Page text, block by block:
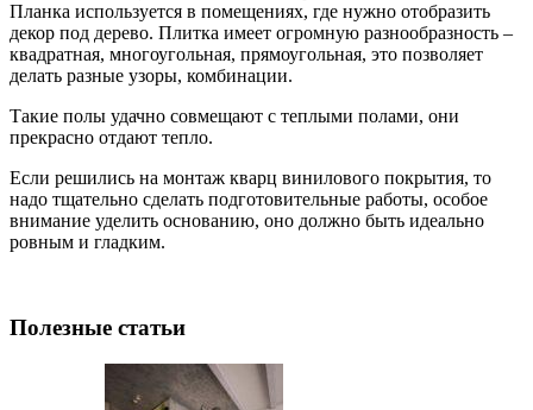
Планка используется в помещениях, где нужно отобразить
декор под дерево. Плитка имеет огромную разнообразность –
квадратная, многоугольная, прямоугольная, это позволяет
делать разные узоры, комбинации.
Такие полы удачно совмещают с теплыми полами, они
прекрасно отдают тепло.
Если решились на монтаж кварц винилового покрытия, то
надо тщательно сделать подготовительные работы, особое
внимание уделить основанию, оно должно быть идеально
ровным и гладким.
Полезные статьи